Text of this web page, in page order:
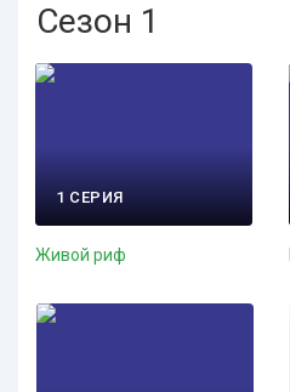
Сезон 1
1 СЕРИЯ
Живой риф